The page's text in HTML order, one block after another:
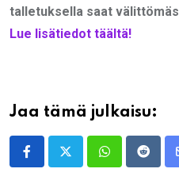
talletuksella saat
Lue lisätiedot täältä!
Jaa tämä julkaisu:
WhatsappReddit